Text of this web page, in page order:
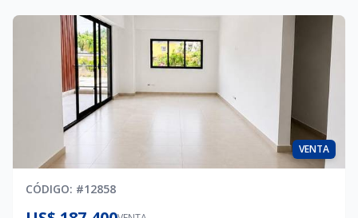
VENTA
CÓDIGO: #12858